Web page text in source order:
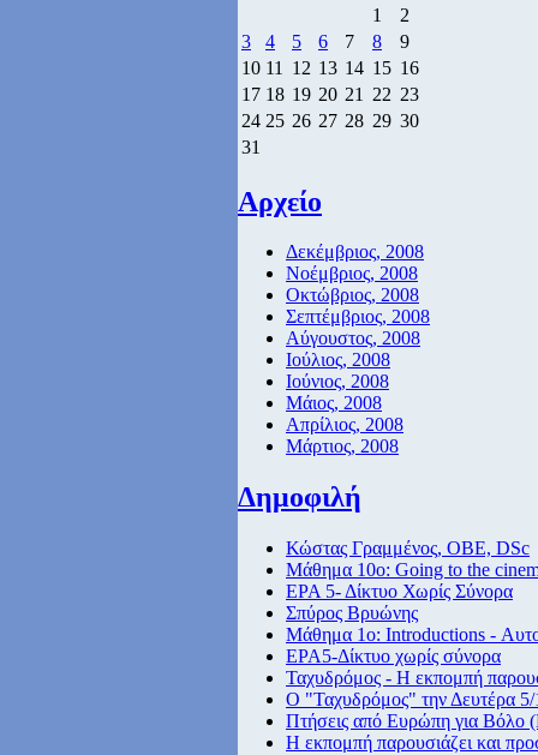
1
2
3
4 5 6 7 8
9
10 11 12 13 14 15 16
17 18 19 20 21 22 23
24 25 26 27 28 29 30
31
Αρχείο
Δεκέμβριος, 2008
Νοέμβριος, 2008
Οκτώβριος, 2008
Σεπτέμβριος, 2008
Αύγουστος, 2008
Ιούλιος, 2008
Ιούνιος, 2008
Μάιος, 2008
Απρίλιος, 2008
Μάρτιος, 2008
Δημοφιλή
Κώστας Γραμμένος, ΟΒΕ, DSc
Μάθημα 10ο: Going to the
ΕΡΑ 5- Δίκτυο Χωρίς Σύνορα
Σπύρος Βρυώνης
Μάθημα 1ο: Introductions -
ΕΡΑ5-Δίκτυο χωρίς σύνορα
Ταχυδρόμος - Η εκπομπή
Ο "Ταχυδρόμος" την Δευτέρα 5/
Πτήσεις από Eυρώπη για Βόλο
Η εκπομπή παρουσιάζει και